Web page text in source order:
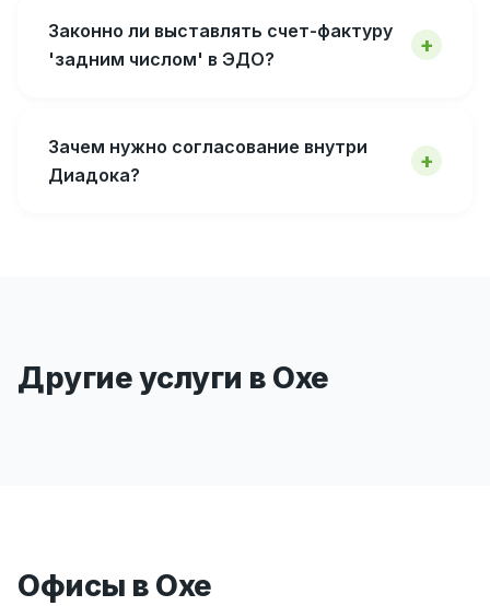
Законно ли выставлять счет-фактуру
'задним числом' в ЭДО?
Зачем нужно согласование внутри
Диадока?
Другие услуги в Охе
Офисы в Охе